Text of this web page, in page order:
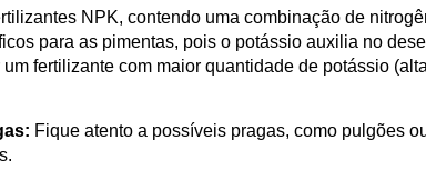
NPK, contendo uma combinação de
para as pimentas, pois o potássio auxilia no
um fertilizante com maior quantidade de potássio
Fique atento a possíveis pragas, como pulgões